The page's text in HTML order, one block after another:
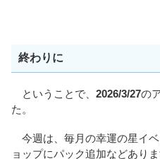
終わりに
ということで、 2026/3/27の
た。
今週は、毎月の幸運の星イ
ョップにパック追加などあり